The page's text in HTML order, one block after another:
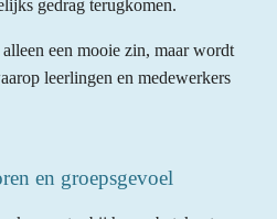
gedrag terugkomen.
een mooie zin, maar wordt
leerlingen en medewerkers
en groepsgevoel